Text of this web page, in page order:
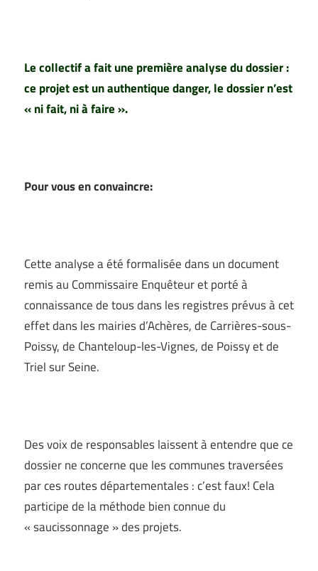
Le collectif a fait une première analyse du dossier :
ce projet est un authentique danger, le dossier n’est
« ni fait, ni à faire ».
Pour vous en convaincre:
Cette analyse a été formalisée dans un document
remis au Commissaire Enquêteur et porté à
connaissance de tous dans les registres prévus à cet
effet dans les mairies d’Achères, de Carrières-sous-
Poissy, de Chanteloup-les-Vignes, de Poissy et de
Triel sur Seine.
Des voix de responsables laissent à entendre que ce
dossier ne concerne que les communes traversées
par ces routes départementales : c’est faux! Cela
participe de la méthode bien connue du
« saucissonnage » des projets.